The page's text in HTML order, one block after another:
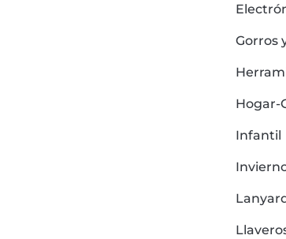
Gorros
Hogar-
Infantil